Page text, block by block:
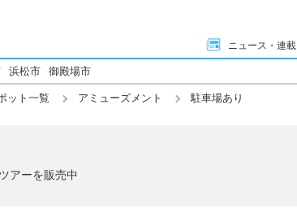
ニュース・連載
浜松市 御殿場市
ット一覧 アミューズメント 駐車場あり
アーを販売中